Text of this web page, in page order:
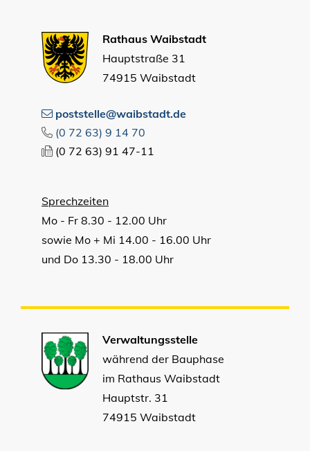
Rathaus Waibstadt
Hauptstraße 31
74915 Waibstadt
poststelle@waibstadt.de
(0 72 63) 9 14 70
(0 72 63) 91 47-11
Sprechzeiten
Mo - Fr 8.30 - 12.00 Uhr
sowie Mo + Mi 14.00 - 16.00 Uhr
und Do 13.30 - 18.00 Uhr
Verwaltungsstelle
während der Bauphase
im Rathaus Waibstadt
Hauptstr. 31
74915 Waibstadt